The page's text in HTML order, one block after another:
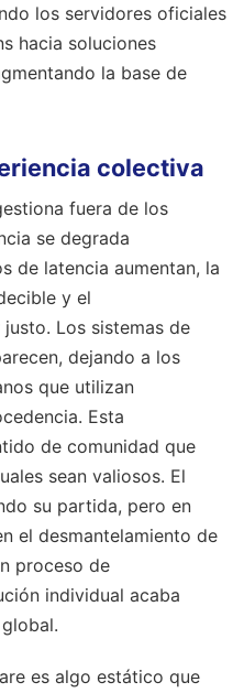
los servidores oficiales
hacia soluciones
la base de
colectiva
fuera de los
se degrada
de latencia aumentan, la
y el
Los sistemas de
dejando a los
que utilizan
Esta
de comunidad que
sean valiosos. El
su partida, pero en
el desmantelamiento de
proceso de
individual acaba
es algo estático que